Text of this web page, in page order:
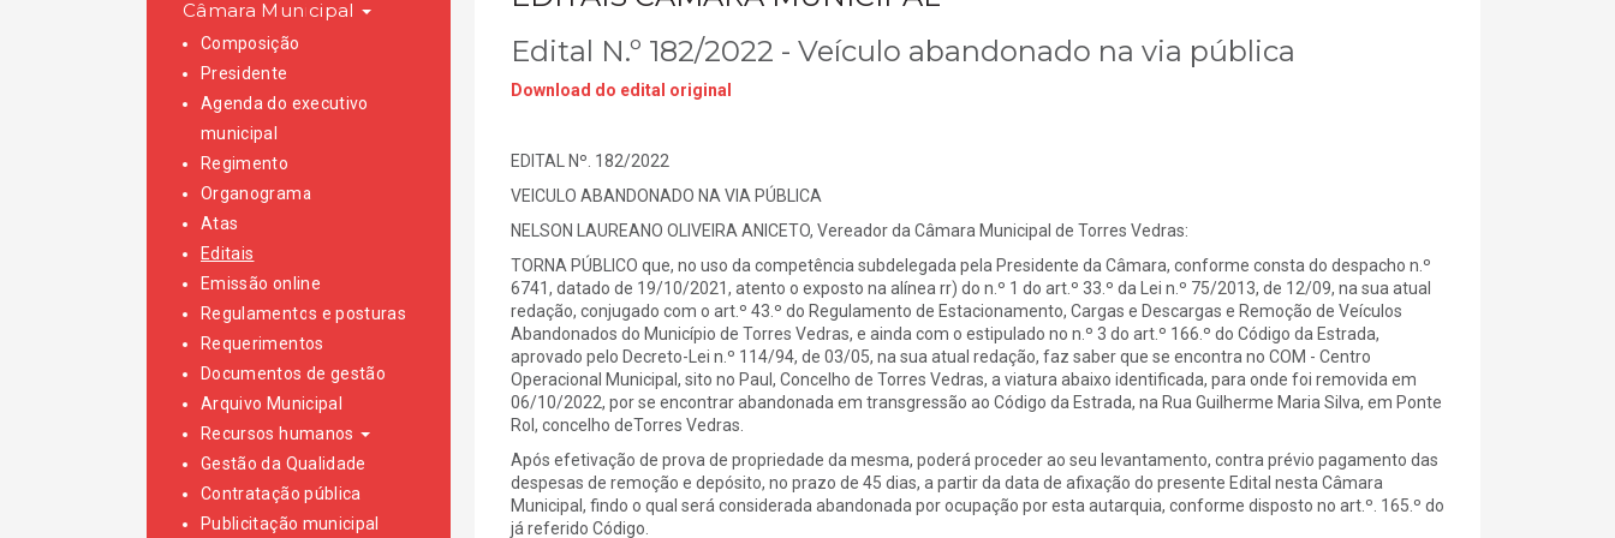
Câmara Municipal
Composição
Presidente
Agenda do executivo
municipal
Regimento
Organograma
Atas
Editais
Emissão online
Regulamentos e posturas
Requerimentos
Documentos de gestão
Arquivo Municipal
Recursos humanos
Gestão da Qualidade
Contratação pública
Publicitação municipal
Edital N.º 182/2022 - Veículo abandonado na via pública
Download do edital original
EDITAL Nº. 182/2022
VEICULO ABANDONADO NA VIA PÚBLICA
NELSON LAUREANO OLIVEIRA ANICETO, Vereador da Câmara Municipal de Torres Vedras:
TORNA PÚBLICO que, no uso da competência subdelegada pela Presidente da Câmara, conforme consta do despacho n.º
6741, datado de 19/10/2021, atento o exposto na alínea rr) do n.º 1 do art.º 33.º da Lei n.º 75/2013, de 12/09, na sua atual
redação, conjugado com o art.º 43.º do Regulamento de Estacionamento, Cargas e Descargas e Remoção de Veículos
Abandonados do Município de Torres Vedras, e ainda com o estipulado no n.º 3 do art.º 166.º do Código da Estrada,
aprovado pelo Decreto-Lei n.º 114/94, de 03/05, na sua atual redação, faz saber que se encontra no COM - Centro
Operacional Municipal, sito no Paul, Concelho de Torres Vedras, a viatura abaixo identificada, para onde foi removida em
06/10/2022, por se encontrar abandonada em transgressão ao Código da Estrada, na Rua Guilherme Maria Silva, em Ponte
Rol, concelho deTorres Vedras.
Após efetivação de prova de propriedade da mesma, poderá proceder ao seu levantamento, contra prévio pagamento das
despesas de remoção e depósito, no prazo de 45 dias, a partir da data de afixação do presente Edital nesta Câmara
Municipal, findo o qual será considerada abandonada por ocupação por esta autarquia, conforme disposto no art.º. 165.º do
já referido Código.